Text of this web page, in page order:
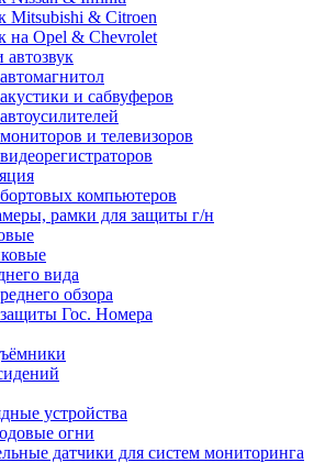
Mitsubishi & Citroen
на Opel & Chevrolet
и сабвуферов
и телевизоров
компьютеров
рамки для защиты г/н
вида
обзора
Гос. Номера
устройства
огни
датчики для систем мониторинга